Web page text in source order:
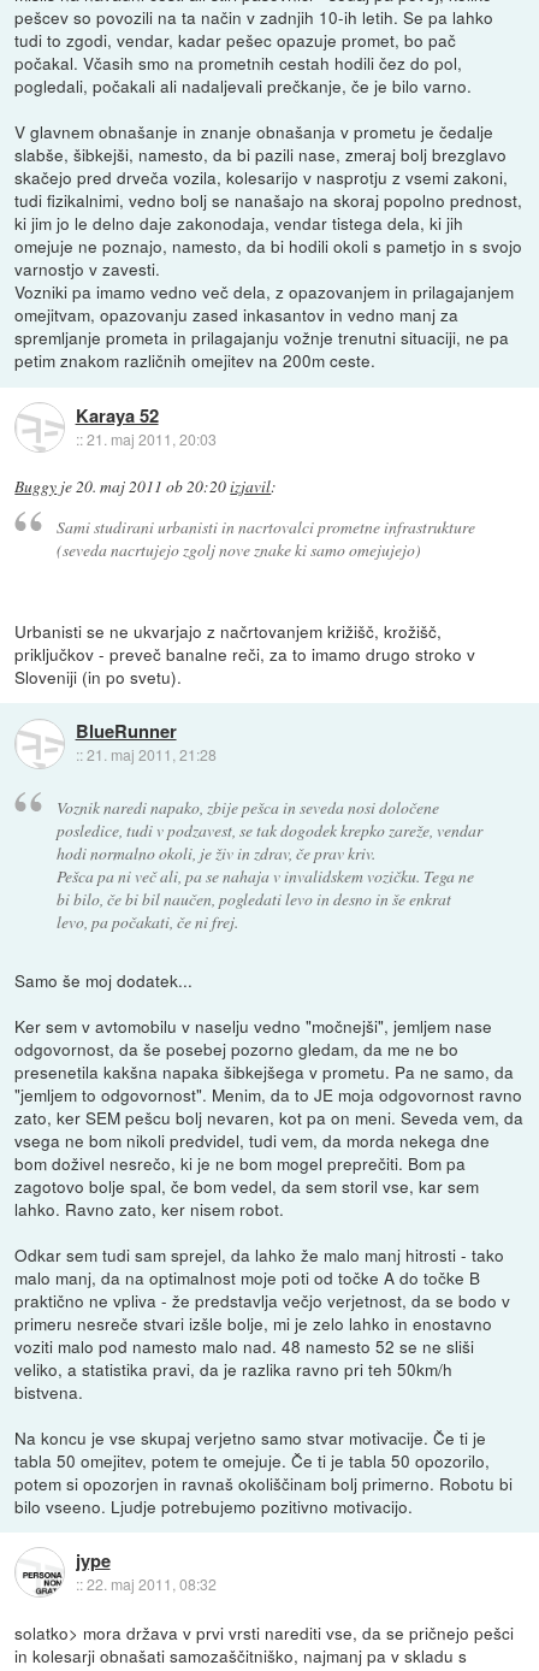
pešcev so povozili na ta način v zadnjih 10-ih letih. Se pa lahko
tudi to zgodi, vendar, kadar pešec opazuje promet, bo pač
počakal. Včasih smo na prometnih cestah hodili čez do pol,
pogledali, počakali ali nadaljevali prečkanje, če je bilo varno.
V glavnem obnašanje in znanje obnašanja v prometu je čedalje
slabše, šibkejši, namesto, da bi pazili nase, zmeraj bolj brezglavo
skačejo pred drveča vozila, kolesarijo v nasprotju z vsemi zakoni,
tudi fizikalnimi, vedno bolj se nanašajo na skoraj popolno prednost,
ki jim jo le delno daje zakonodaja, vendar tistega dela, ki jih
omejuje ne poznajo, namesto, da bi hodili okoli s pametjo in s svojo
varnostjo v zavesti.
Vozniki pa imamo vedno več dela, z opazovanjem in prilagajanjem
omejitvam, opazovanju zased inkasantov in vedno manj za
spremljanje prometa in prilagajanju vožnje trenutni situaciji, ne pa
petim znakom različnih omejitev na 200m ceste.
Karaya 52
::21. maj 2011, 20:03
Buggy je20. maj 2011 ob 20:20izjavil:
Sami studirani urbanisti in nacrtovalci prometne infrastrukture
(seveda nacrtujejo zgolj nove znake ki samo omejujejo)
Urbanisti se ne ukvarjajo z načrtovanjem križišč, krožišč,
priključkov - preveč banalne reči, za to imamo drugo stroko v
Sloveniji (in po svetu).
BlueRunner
::21. maj 2011, 21:28
Voznik naredi napako, zbije pešca in seveda nosi določene
posledice, tudi v podzavest, se tak dogodek krepko zareže, vendar
hodi normalno okoli, je živ in zdrav, če prav kriv.
Pešca pa ni več ali, pa se nahaja v invalidskem vozičku. Tega ne
bi bilo, če bi bil naučen, pogledati levo in desno in še enkrat
levo, pa počakati, če ni frej.
Samo še moj dodatek...
Ker sem v avtomobilu v naselju vedno "močnejši", jemljem nase
odgovornost, da še posebej pozorno gledam, da me ne bo
presenetila kakšna napaka šibkejšega v prometu. Pa ne samo, da
"jemljem to odgovornost". Menim, da to JE moja odgovornost ravno
zato, ker SEM pešcu bolj nevaren, kot pa on meni. Seveda vem, da
vsega ne bom nikoli predvidel, tudi vem, da morda nekega dne
bom doživel nesrečo, ki je ne bom mogel preprečiti. Bom pa
zagotovo bolje spal, če bom vedel, da sem storil vse, kar sem
lahko. Ravno zato, ker nisem robot.
Odkar sem tudi sam sprejel, da lahko že malo manj hitrosti - tako
malo manj, da na optimalnost moje poti od točke A do točke B
praktično ne vpliva - že predstavlja večjo verjetnost, da se bodo v
primeru nesreče stvari izšle bolje, mi je zelo lahko in enostavno
voziti malo pod namesto malo nad. 48 namesto 52 se ne sliši
veliko, a statistika pravi, da je razlika ravno pri teh 50km/h
bistvena.
Na koncu je vse skupaj verjetno samo stvar motivacije. Če ti je
tabla 50 omejitev, potem te omejuje. Če ti je tabla 50 opozorilo,
potem si opozorjen in ravnaš okoliščinam bolj primerno. Robotu bi
bilo vseeno. Ljudje potrebujemo pozitivno motivacijo.
jype
::22. maj 2011, 08:32
solatko> mora država v prvi vrsti narediti vse, da se pričnejo pešci
in kolesarji obnašati samozaščitniško, najmanj pa v skladu s